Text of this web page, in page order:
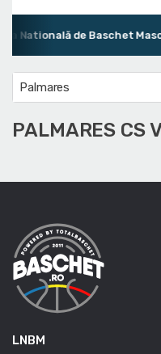
Natională de Baschet
Palmares
PALMARES CS
LNBM